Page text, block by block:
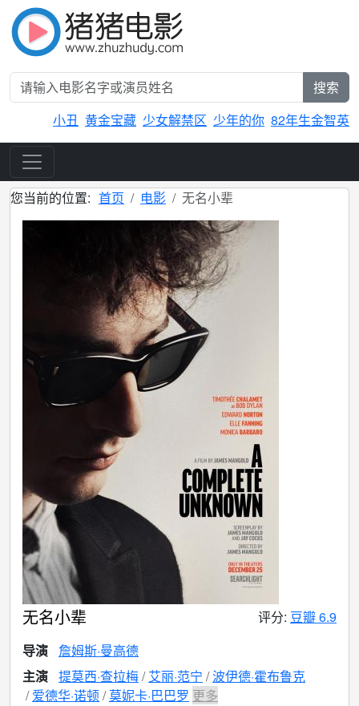
搜索
小丑 黄金宝藏 少女解禁区 少年的你 82年生金智英
您当前的位置: 首页 电影 无名小辈
无名小辈 评分: 豆瓣 6.9
导演 詹姆斯·曼高德
主演 提莫西·查拉梅 艾丽·范宁 波伊德·霍布鲁克
爱德华·诺顿 莫妮卡·巴巴罗 更多